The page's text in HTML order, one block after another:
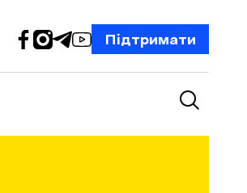
Підтримати